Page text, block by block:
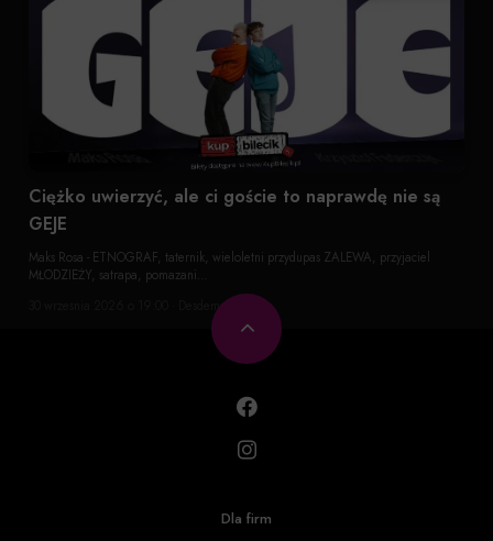
Ciężko uwierzyć, ale ci goście to naprawdę nie są
GEJE
Maks Rosa - ETNOGRAF, taternik, wieloletni przydupas ZALEWA, przyjaciel
MŁODZIEŻY, satrapa, pomazani...
30 wrzesnia 2026 o 19:00 · Desdemona
Dla firm